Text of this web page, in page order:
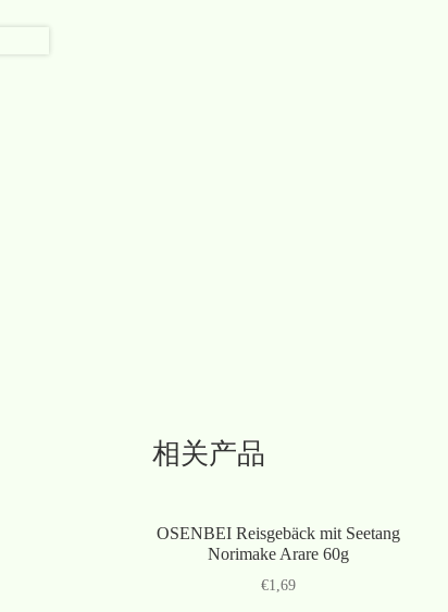
相关产品
OSENBEI Reisgebäck mit Seetang
Norimake Arare 60g
€1,69